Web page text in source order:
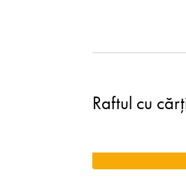
Raftul cu